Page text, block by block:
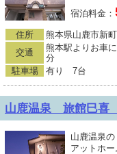
宿泊料金：
住所
熊本県山鹿市新
交通
熊本駅よりお車
分
駐車場
有り 7台
山鹿温泉 旅館巳喜（
山鹿温泉
アットホー